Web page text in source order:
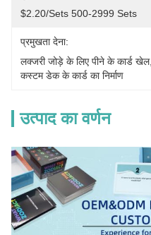
$2.20/sets 500-2999 Sets
प्रमुखता देना:
लक्जरी जोड़े के लिए पीने के कार्ड खेल,
कस्टम डेक के कार्ड का निर्माण
उत्पाद का वर्णन